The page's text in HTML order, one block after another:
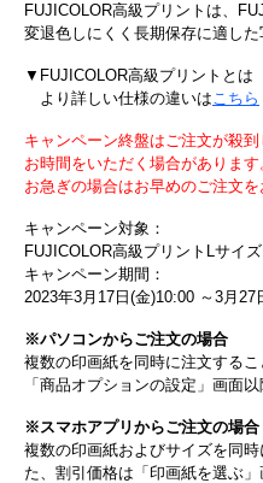
FUJICOLOR高級プリントは、
変退色しにくく長期保存に適した
▼FUJICOLOR高級プリントとは
より詳しい仕様の違いはこちら
キャンペーン終盤はご注文が殺
お時間をいただく場合があります
お急ぎの場合はお早めのご注文を
キャンペーン対象：
FUJICOLOR高級プリントLサイズ
キャンペーン期間：
2023年3月17日(金)10:00 ～3月27
※パソコンからご注文の場合
複数の印画紙を同時に注文する
「商品オプションの設定」画面以
※スマホアプリからご注文の場合
複数の印画紙およびサイズを同
た、割引価格は「印画紙を選ぶ」